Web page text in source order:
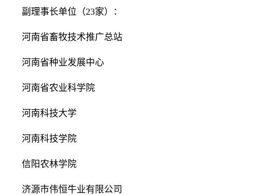
副理事长单位（23家）：
河南省畜牧技术推广总站
河南省种业发展中心
河南省农业科学院
河南科技大学
河南科技学院
信阳农林学院
济源市伟恒牛业有限公司